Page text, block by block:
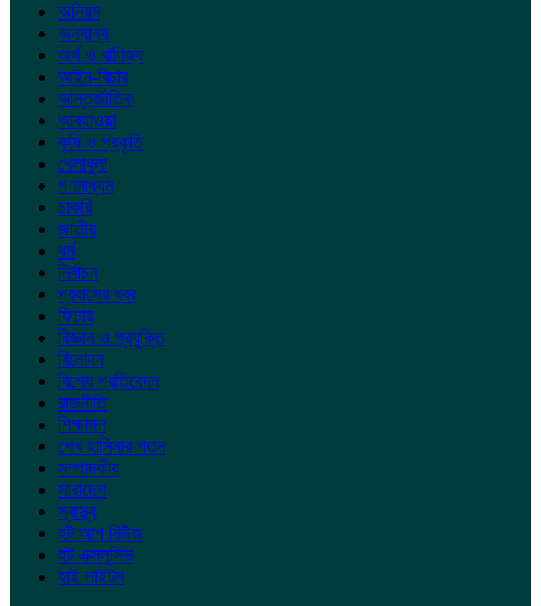
অনিয়ম
অন্যান্য
অর্থ ও বাণিজ্য
আইন-বিচার
আন্তর্জাতিক
আবহাওয়া
কৃষি ও প্রকৃতি
খেলাধুলা
গণমাধ্যম
চাকরি
জাতীয়
ধর্ম
নির্বাচন
প্রবাসের খবর
ফিচার
বিজ্ঞান ও প্রযুক্তি
বিনোদন
বিশেষ প্রতিবেদন
রাজনীতি
শিক্ষাঙ্গন
শেখ হাসিনার পতন
সম্পাদকীয়
সারাদেশ
স্বাস্থ্য
হট আপ নিউজ
হট এক্সলুসিভ
হাই লাইটস